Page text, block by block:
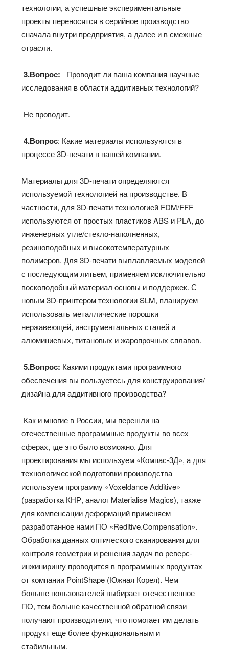
технологии, а успешные экспериментальные
проекты переносятся в серийное производство
сначала внутри предприятия, а далее и в смежные
отрасли.
3.Вопрос:
Проводит ли ваша компания научные
исследования в области аддитивных технологий?
Не проводит.
4.Вопрос: Какие материалы используются в
процессе 3D-печати в вашей компании.
Материалы для 3D-печати определяются
используемой технологией на производстве. В
частности, для 3D-печати технологией FDM/FFF
используются от простых пластиков ABS и PLA, до
инженерных угле/стекло-наполненных,
резиноподобных и высокотемпературных
полимеров. Для 3D-печати выплавляемых моделей
с последующим литьем, применяем исключительно
воскоподобный материал основы и поддержек. С
новым 3D-принтером технологии SLM, планируем
использовать металлические порошки
нержавеющей, инструментальных сталей и
алюминиевых, титановых и жаропрочных сплавов.
5.Вопрос: Какими продуктами программного
обеспечения вы пользуетесь для конструирования/
дизайна для аддитивного производства?
Как и многие в России, мы перешли на
отечественные программные продукты во всех
сферах, где это было возможно. Для
проектирования мы используем «Компас-3Д», а для
технологической подготовки производства
используем программу «Voxeldance Additive»
(разработка КНР, аналог Materialise Magics), также
для компенсации деформаций применяем
разработанное нами ПО «Reditive.Compensation».
Обработка данных оптического сканирования для
контроля геометрии и решения задач по реверс-
инжинирингу проводится в программных продуктах
от компании PointShape (Южная Корея). Чем
больше пользователей выбирает отечественное
ПО, тем больше качественной обратной связи
получают производители, что помогает им делать
продукт еще более функциональным и
стабильным.